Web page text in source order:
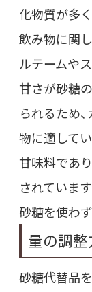
化物質が多
飲み物に関
ルテームや
甘さが砂糖
られるため
物に適して
甘味料であ
されていま
砂糖を使わ
量の調
砂糖代替品